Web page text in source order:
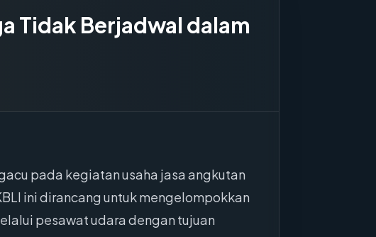
Tidak Berjadwal dalam
pada kegiatan usaha jasa angkutan
ini dirancang untuk mengelompokkan
pesawat udara dengan tujuan